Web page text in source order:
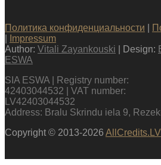
Политика конфиденциальности
Impressum
Author: Vitali Zayankouski | Design:
ESWA
SIA ESWA | Registry number:
42403044532 | VAT number:
LV42403044532
Address: Bralu Skrindu iela 9,
Copyright © 2013-2026 AllCredits.LV